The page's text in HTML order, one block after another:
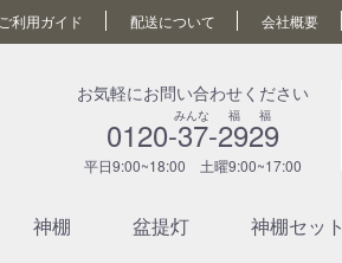
ご利用ガイド 配送について 会社概要
お気軽にお問い合わせください
みんな 福 福
0120-37-2929
平日9:00~18:00 土曜9:00~17:00
神棚 盆提灯 神棚セット